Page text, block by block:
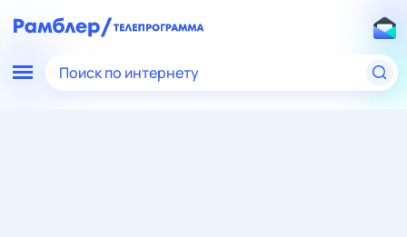
Поиск по интернету